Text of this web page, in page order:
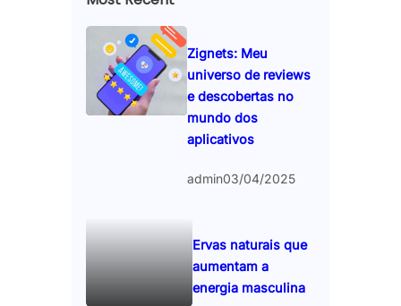
Zignets: Meu
universo de reviews
e descobertas no
mundo dos
aplicativos
admin03/04/2025
Ervas naturais que
aumentam a
energia masculina